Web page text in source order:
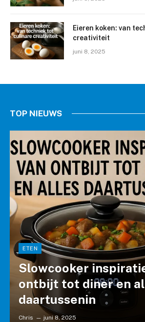
Eieren koken: van
creativiteit
juni 8, 2025
TOP NIEUWS
ETEN
Slowcooker
ontbijt tot diner en
daartussenin
Chris juni 8, 2025